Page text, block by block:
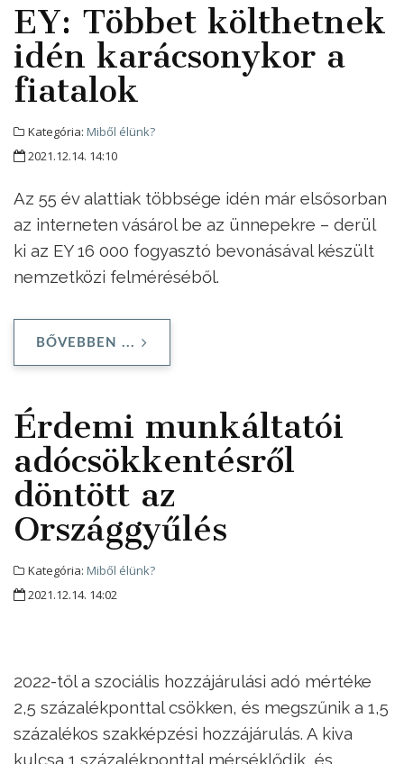
EY: Többet költhetnek
idén karácsonykor a
fiatalok
Kategória: Miből élünk?
2021.12.14. 14:10
Az 55 év alattiak többsége idén már elsősorban
az interneten vásárol be az ünnepekre – derül
ki az EY 16 000 fogyasztó bevonásával készült
nemzetközi felméréséből.
BŐVEBBEN ...
Érdemi munkáltatói
adócsökkentésről
döntött az
Országgyűlés
Kategória: Miből élünk?
2021.12.14. 14:02
2022-től a szociális hozzájárulási adó mértéke
2,5 százalékponttal csökken, és megszűnik a 1,5
százalékos szakképzési hozzájárulás. A kiva
kulcsa 1 százalékponttal mérséklődik, és